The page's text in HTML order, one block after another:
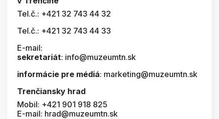
Tel.č.: +421 32 743 44 32
Tel.č.: +421 32 743 44 33
E-mail:
sekretariát: info@muzeumtn.sk
informácie pre médiá: marketing@muzeumtn.sk
Trenčiansky hrad
Mobil: +421 901 918 825
E-mail: hrad@muzeumtn.sk